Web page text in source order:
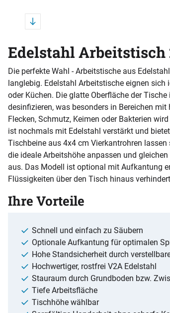
Edelstahl Arbeitstisch
Die perfekte Wahl - Arbeitstische aus
langlebig. Edelstahl Arbeitstische eignen
oder Küchen. Die glatte Oberfläche der
desinfizieren, was besonders in Bereichen
Flecken, Schmutz, Keimen oder Bakterien
ist nochmals mit Edelstahl verstärkt und
Tischbeine aus 4x4 cm Vierkantrohren
die ideale Arbeitshöhe anpassen und
aus. Das Modell ist optional mit Aufkantung
Flüssigkeiten über den Tisch hinaus
Ihre Vorteile
Schnell und einfach zu Säubern
Optionale Aufkantung für optimalen
Hohe Standsicherheit durch
Hochwertiger, rostfrei V2A Edelstahl
Stauraum durch Grundboden bzw.
Tiefe Arbeitsfläche
Tischhöhe wählbar